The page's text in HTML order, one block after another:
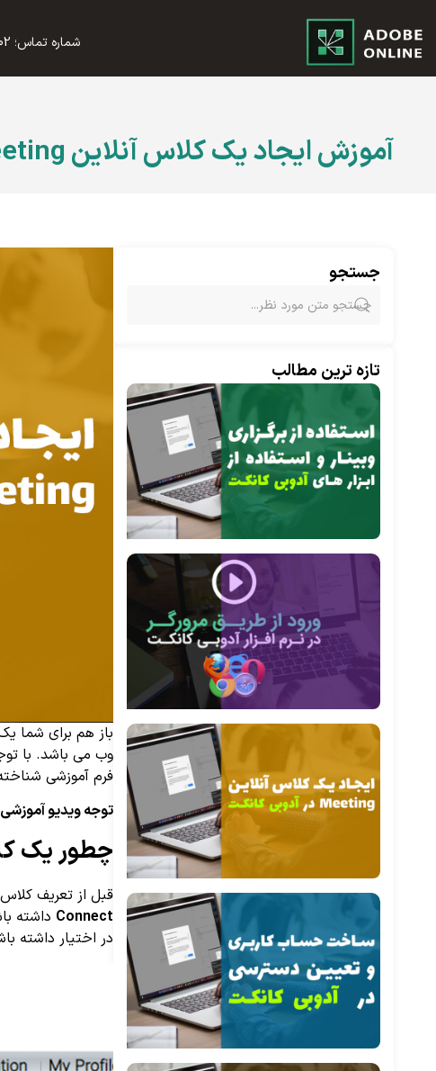
شماره تماس؛ 2002 8844 021 - 0466 9107 021
آموزش ایجاد یک کلاس آنلاین Meeting در ادوبی کانکت
جستجو
تازه ترین مطالب
وب می باشد. با
فرم آموزشی
توجه ویدیو
چطور یک
قبل از تعریف
Connect داشته
در اختیار داشته